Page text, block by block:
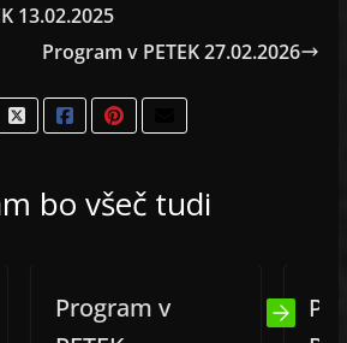
13.02.2025
Program v PETEK 27.02.2026
bo všeč tudi
Program v